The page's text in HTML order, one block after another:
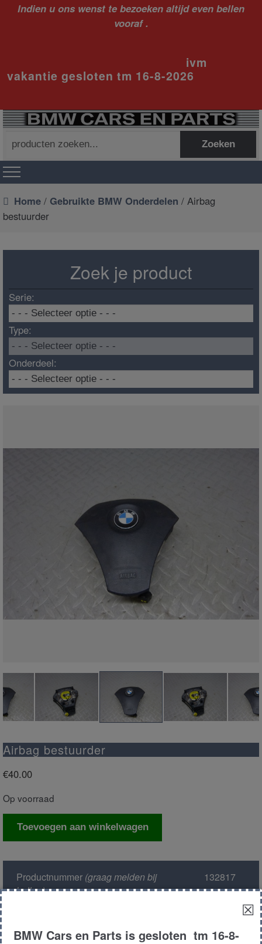
Indien u ons wenst te bezoeken altijd even bellen
vooraf .
ivm
vakantie gesloten tm 16-8-2026
naar:
Zoeken
Home / Gebruikte BMW Onderdelen / Airbag
bestuurder
Zoek je product
Serie:
Type:
Onderdeel:
Airbag bestuurder
€40.00
Op voorraad
AirbagToevoegen aan winkelwagen
Productnummer(graag melden bij
bellen):
132817
☒
BMW Cars en Parts is gesloten tm 16-8-